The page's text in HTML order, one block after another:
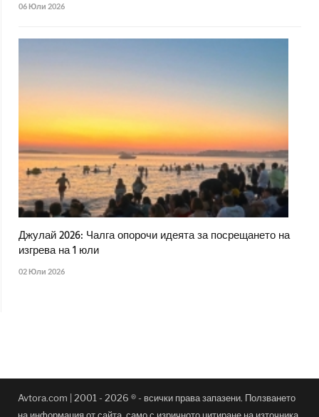
06 Юли 2026
Джулай 2026: Чалга опорочи идеята за посрещането на
изгрева на 1 юли
02 Юли 2026
Avtora.com | 2001 - 2026 ® - всички права запазени. Ползването